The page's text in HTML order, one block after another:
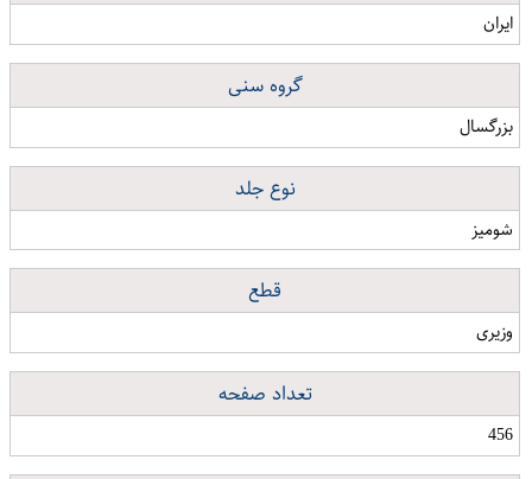
ایران
گروه سنی
بزرگسال
نوع جلد
شومیز
قطع
وزیری
تعداد صفحه
456